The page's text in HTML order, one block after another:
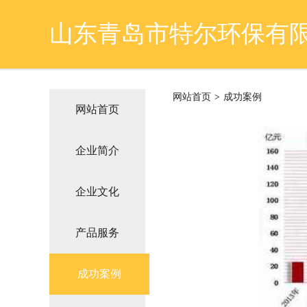
山东青岛市特尔环保有
网站首页
企业简介
企业文化
产品服务
成功案例
网站首页 > 成功案例